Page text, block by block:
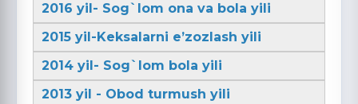
2016 yil- Sog`lom ona va bola yili
2015 yil-Keksalarni e’zozlash yili
2014 yil- Sog`lom bola yili
2013 yil - Obod turmush yili